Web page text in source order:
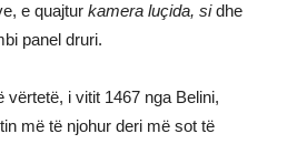
e quajtur kamera luçida, sidhe
panel druri.
vërtetë, i vitit 1467 nga Belini,
më të njohur deri më sot të